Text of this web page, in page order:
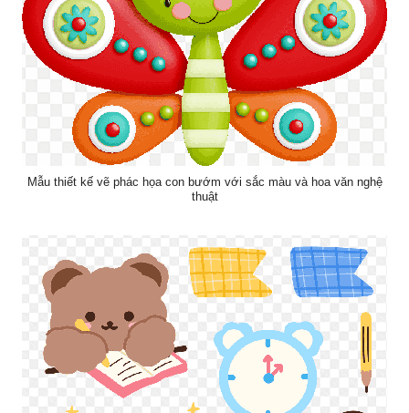
Mẫu thiết kế vẽ phác họa con bướm với sắc màu và hoa văn nghệ
thuật